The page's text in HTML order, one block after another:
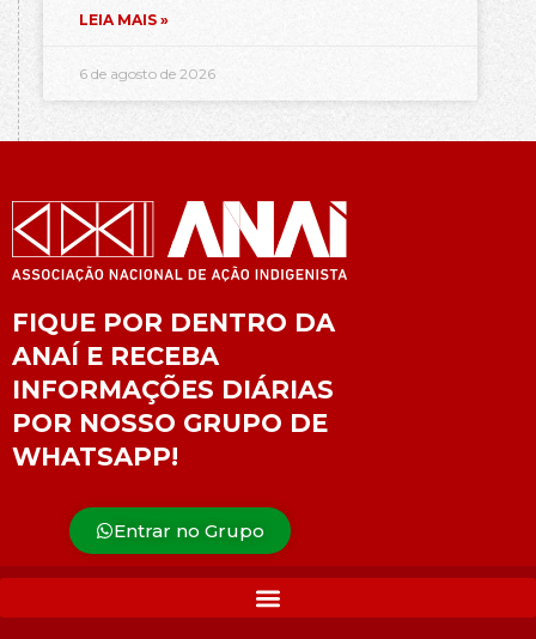
LEIA MAIS »
6 de agosto de 2026
FIQUE POR DENTRO DA
ANAÍ E RECEBA
INFORMAÇÕES DIÁRIAS
POR NOSSO GRUPO DE
WHATSAPP!
Entrar no Grupo